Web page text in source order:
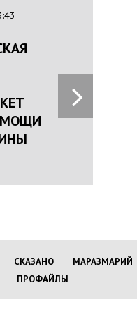
СКАЗАНО МАРАЗМАРИЙ
ПРОФАЙЛЫ